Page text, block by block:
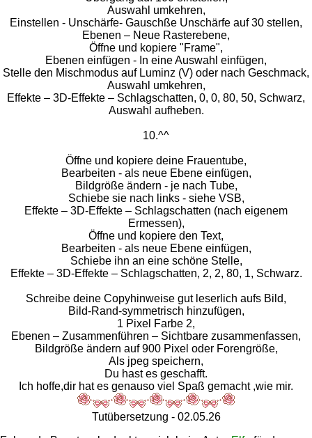
Auswahl umkehren,
Einstellen - Unschärfe- Gauschße Unschärfe auf 30 stellen,
Ebenen – Neue Rasterebene,
Öffne und kopiere "Frame",
Ebenen einfügen - In eine Auswahl einfügen,
Stelle den Mischmodus auf Luminz (V) oder nach Geschmack,
Auswahl umkehren,
Effekte – 3D-Effekte – Schlagschatten, 0, 0, 80, 50, Schwarz,
Auswahl aufheben.
10.^^
Öffne und kopiere deine Frauentube,
Bearbeiten - als neue Ebene einfügen,
Bildgröße ändern - je nach Tube,
Schiebe sie nach links - siehe VSB,
Effekte – 3D-Effekte – Schlagschatten (nach eigenem
Ermessen),
Öffne und kopiere den Text,
Bearbeiten - als neue Ebene einfügen,
Schiebe ihn an eine schöne Stelle,
Effekte – 3D-Effekte – Schlagschatten, 2, 2, 80, 1, Schwarz.
Schreibe deine Copyhinweise gut leserlich aufs Bild,
Bild-Rand-symmetrisch hinzufügen,
1 Pixel Farbe 2,
Ebenen – Zusammenführen – Sichtbare zusammenfassen,
Bildgröße ändern auf 900 Pixel oder Forengröße,
Als jpeg speichern,
Du hast es geschafft.
Ich hoffe,dir hat es genauso viel Spaß gemacht ,wie mir.
Tutübersetzung - 02.05.26